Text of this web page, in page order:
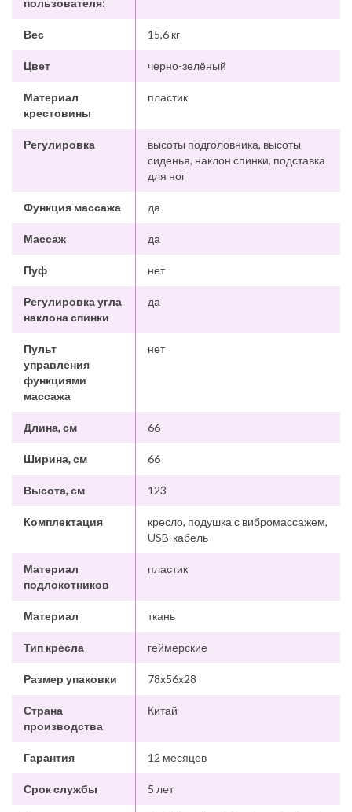
Вес 15,6 кг
Цвет черно-зелёный
Материал
крестовины
пластик
Регулировка
высоты подголовника, высоты
сиденья, наклон спинки, подставка
для ног
Функция массажа да
Массаж да
Пуф нет
Регулировка угла
наклона спинки
да
Пульт
управления
функциями
массажа
нет
Длина, см 66
Ширина, см 66
Высота, см 123
Комплектация
кресло, подушка с вибромассажем,
USB-кабель
Материал
подлокотников
пластик
Материал ткань
Тип кресла геймерские
Размер упаковки 78x56x28
Страна
производства
Китай
Гарантия 12 месяцев
Срок службы 5 лет